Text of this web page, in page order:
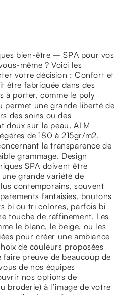
bien-être – SPA pour vos
même ? Voici les
votre décision : Confort et
être fabriquée dans des
à porter, comme le poly
permet une grande liberté de
des soins ou des
doux sur la peau. ALM
de 180 à 215gr/m2.
la transparence de
grammage. Design
SPA doivent être
grande variété de
contemporains, souvent
fantaisies, boutons
bi ou tri colores, parfois bi
touche de raffinement. Les
le blanc, le beige, ou les
pour créer une ambiance
de couleurs proposées
preuve de beaucoup de
de nos équipes
nos options de
broderie) à l’image de votre